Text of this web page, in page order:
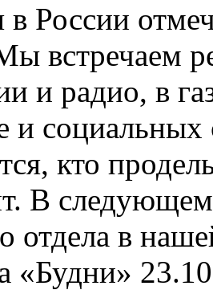
в России
встречаем
и радио, в
и
кто
В
отдела в
«Будни»